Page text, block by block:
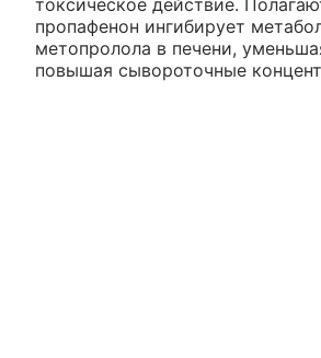
токсическое действие.
пропафенон ингибирует
метопролола в печени,
повышая сывороточные